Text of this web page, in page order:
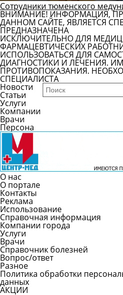
Сотрудники тюменского
ВНИМАНИЕ! ИНФОРМАЦИЯ,
ДАННОМ САЙТЕ, ЯВЛЯЕТСЯ
ПРЕДНАЗНАЧЕНА
ИСКЛЮЧИТЕЛЬНО ДЛЯ
ФАРМАЦЕВТИЧЕСКИХ
ИСПОЛЬЗОВАТЬСЯ ДЛЯ
ДИАГНОСТИКИ И ЛЕЧЕНИЯ.
ПРОТИВОПОКАЗАНИЯ.
СПЕЦИАЛИСТА
Новости
Статьи
Услуги
Компании
Врачи
Персона
О нас
О портале
Контакты
Реклама
Использование
Справочная информация
Компании города
Услуги
Врачи
Справочник болезней
Вопрос/ответ
Разное
Политика обработки
данных
АКЦИИ